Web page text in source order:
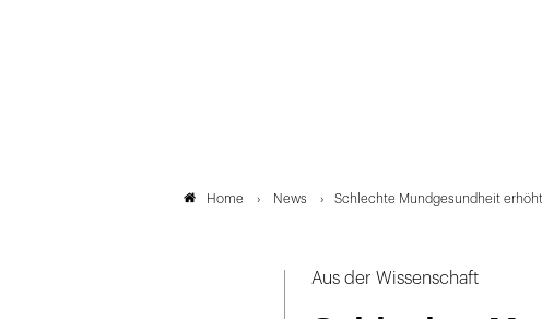
Home News Schlechte Mundgesundheit
Aus der Wissenschaft